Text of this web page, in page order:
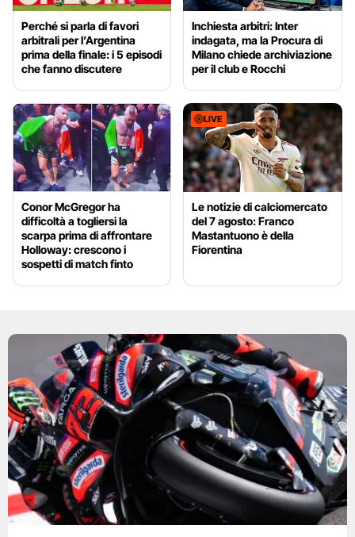
Perché si parla di favori
arbitrali per l’Argentina
prima della finale: i 5 episodi
che fanno discutere
Inchiesta arbitri: Inter
indagata, ma la Procura di
Milano chiede archiviazione
per il club e Rocchi
Conor McGregor ha
difficoltà a togliersi la
scarpa prima di affrontare
Holloway: crescono i
sospetti di match finto
LIVE
Le notizie di calciomercato
del 7 agosto: Franco
Mastantuono è della
Fiorentina